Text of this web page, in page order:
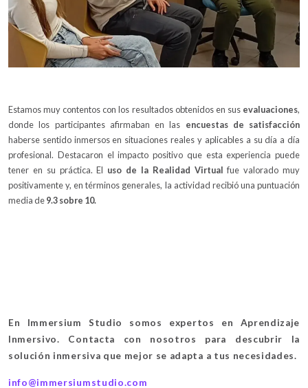
Estamos muy contentos con los resultados obtenidos en sus evaluaciones,
donde los participantes afirmaban en las encuestas de satisfacción
haberse sentido inmersos en situaciones reales y aplicables a su día a día
profesional. Destacaron el impacto positivo que esta experiencia puede
tener en su práctica. El uso de la Realidad Virtual fue valorado muy
positivamente y, en términos generales, la actividad recibió una puntuación
media de9.3 sobre 10.
En Immersium Studio somos expertos en Aprendizaje
Inmersivo. Contacta con nosotros para descubrir la
solución inmersiva que mejor se adapta a tus necesidades.
info@immersiumstudio.com